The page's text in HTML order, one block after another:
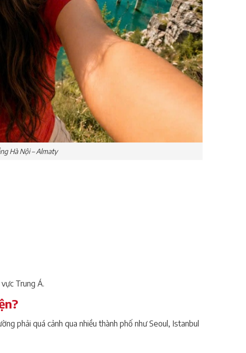
Hà Nội – Almaty
Trung Á.
phải quá cảnh qua nhiều thành phố như Seoul, Istanbul